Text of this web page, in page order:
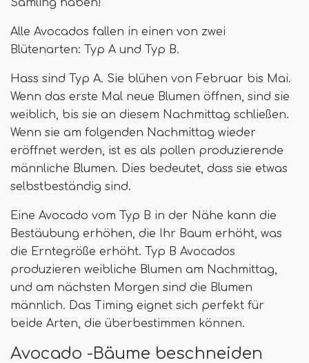
Sämling haben!
Alle Avocados fallen in einen von zwei
Blütenarten: Typ A und Typ B.
Hass sind Typ A. Sie blühen von Februar bis Mai.
Wenn das erste Mal neue Blumen öffnen, sind sie
weiblich, bis sie an diesem Nachmittag schließen.
Wenn sie am folgenden Nachmittag wieder
eröffnet werden, ist es als pollen produzierende
männliche Blumen. Dies bedeutet, dass sie etwas
selbstbeständig sind.
Eine Avocado vom Typ B in der Nähe kann die
Bestäubung erhöhen, die Ihr Baum erhöht, was
die Erntegröße erhöht. Typ B Avocados
produzieren weibliche Blumen am Nachmittag,
und am nächsten Morgen sind die Blumen
männlich. Das Timing eignet sich perfekt für
beide Arten, die überbestimmen können.
Avocado -Bäume beschneiden